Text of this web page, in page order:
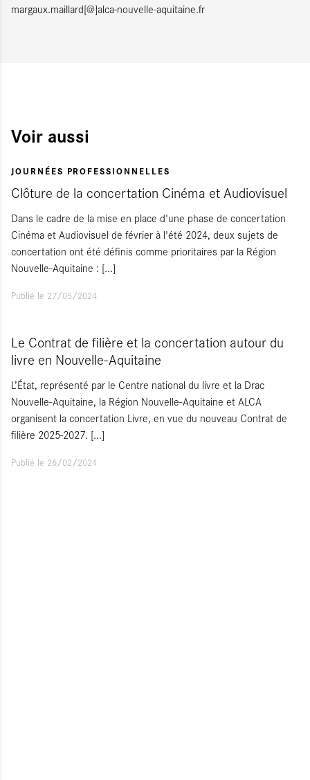
margaux.maillard[@]alca-nouvelle-aquitaine.fr
Voir aussi
JOURNÉES PROFESSIONNELLES
Clôture de la concertation Cinéma et Audiovisuel
Dans le cadre de la mise en place d'une phase de concertation
Cinéma et Audiovisuel de février à l'été 2024, deux sujets de
concertation ont été définis comme prioritaires par la Région
Nouvelle-Aquitaine : [...]
Publié le 27/05/2024
Le Contrat de filière et la concertation autour du
livre en Nouvelle-Aquitaine
L’État, représenté par le Centre national du livre et la Drac
Nouvelle-Aquitaine, la Région Nouvelle-Aquitaine et ALCA
organisent la concertation Livre, en vue du nouveau Contrat de
filière 2025-2027. [...]
Publié le 26/02/2024